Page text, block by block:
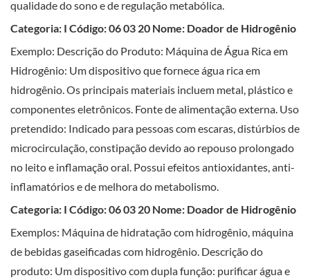
qualidade do sono e de regulação metabólica.
Categoria: I Código: 06 03 20 Nome: Doador de Hidrogênio
Exemplo: Descrição do Produto: Máquina de Água Rica em
Hidrogênio: Um dispositivo que fornece água rica em
hidrogênio. Os principais materiais incluem metal, plástico e
componentes eletrônicos. Fonte de alimentação externa. Uso
pretendido: Indicado para pessoas com escaras, distúrbios de
microcirculação, constipação devido ao repouso prolongado
no leito e inflamação oral. Possui efeitos antioxidantes, anti-
inflamatórios e de melhora do metabolismo.
Categoria: I Código: 06 03 20 Nome: Doador de Hidrogênio
Exemplos: Máquina de hidratação com hidrogênio, máquina
de bebidas gaseificadas com hidrogênio. Descrição do
produto: Um dispositivo com dupla função: purificar água e